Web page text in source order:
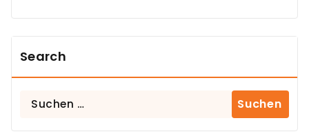
Search
Suchen